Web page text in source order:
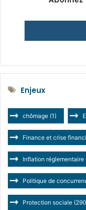
Enjeux
chômage (1)
Finance et crise
Inflation réglementaire
Politique de
Protection sociale